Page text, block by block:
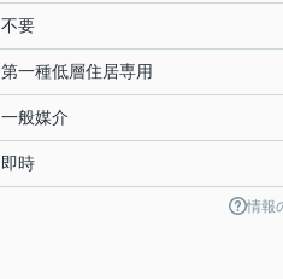
不要
第一種低層住居専用
一般媒介
即時
情報